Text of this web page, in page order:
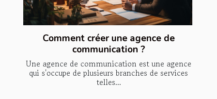
Comment créer une agence de
communication ?
Une agence de communication est une agence
qui s'occupe de plusieurs branches de services
telles...